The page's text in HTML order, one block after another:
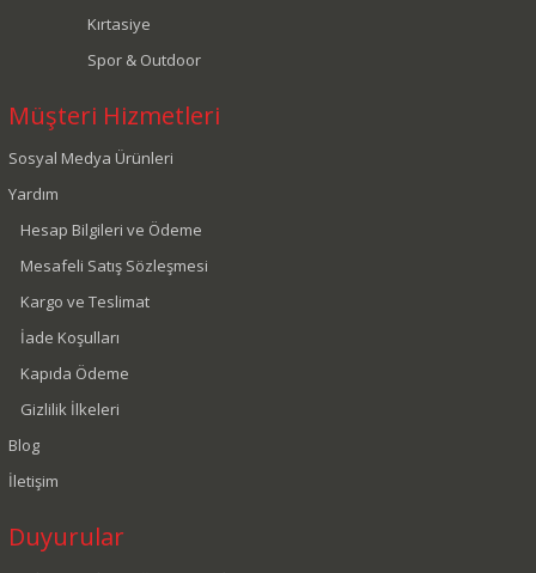
Kırtasiye
Spor & Outdoor
Müşteri Hizmetleri
Sosyal Medya Ürünleri
Yardım
Hesap Bilgileri ve Ödeme
Mesafeli Satış Sözleşmesi
Kargo ve Teslimat
İade Koşulları
Kapıda Ödeme
Gizlilik İlkeleri
Blog
İletişim
Duyurular